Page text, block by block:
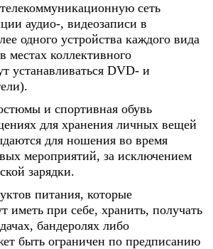
сеть
аудио-, видеозаписи в
одного устройства каждого вида
местах коллективного
устанавливаться DVD- и
и спортивная обувь
для хранения личных вещей
для ношения во время
мероприятий, за исключением
зарядки.
питания, которые
иметь при себе, хранить, получать
бандеролях либо
быть ограничен по предписанию